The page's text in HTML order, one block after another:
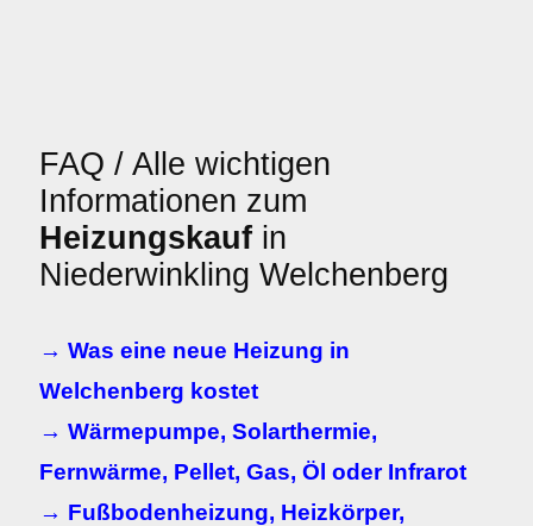
FAQ / Alle wichtigen
Informationen zum
Heizungskauf in
Niederwinkling Welchenberg
→ Was eine neue Heizung in
Welchenberg kostet
→ Wärmepumpe, Solarthermie,
Fernwärme, Pellet, Gas, Öl oder Infrarot
→ Fußbodenheizung, Heizkörper,